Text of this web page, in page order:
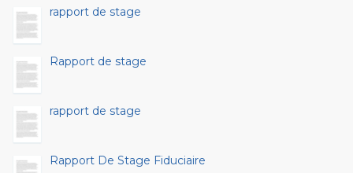
rapport de stage
Rapport de stage
rapport de stage
Rapport De Stage Fiduciaire